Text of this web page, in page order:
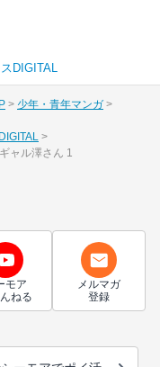
DIGITAL
少年・青年マンガ
ャル澤さん 1
モア
ねる
メルマガ
登録